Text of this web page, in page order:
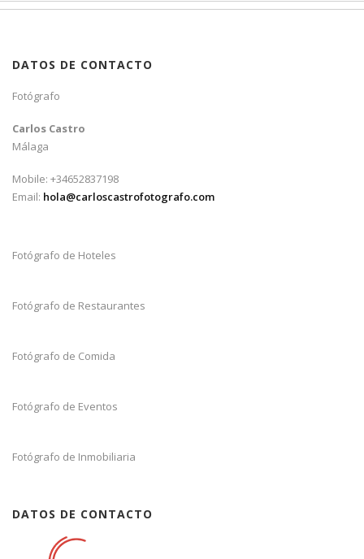
DATOS DE CONTACTO
Fotógrafo
Carlos Castro
Málaga
Mobile: +34652837198
Email: hola@carloscastrofotografo.com
Fotógrafo de Hoteles
Fotógrafo de Restaurantes
Fotógrafo de Comida
Fotógrafo de Eventos
Fotógrafo de Inmobiliaria
DATOS DE CONTACTO